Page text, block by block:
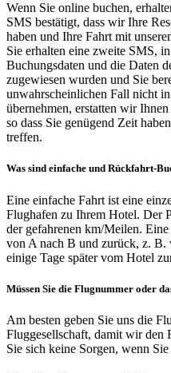
Wenn Sie online buchen,
SMS bestätigt, dass wir Ihre
haben und Ihre Fahrt mit
Sie erhalten eine zweite SMS,
Buchungsdaten und die Daten
zugewiesen wurden und Sie
unwahrscheinlichen Fall nicht
übernehmen, erstatten wir
so dass Sie genügend Zeit
treffen.
Was sind einfache und Rückfahrt-
Eine einfache Fahrt ist eine
Flughafen zu Ihrem Hotel. Der
der gefahrenen km/Meilen.
von A nach B und zurück, z.
einige Tage später vom Hotel
Müssen Sie die Flugnummer oder
Am besten geben Sie uns die
Fluggesellschaft, damit wir den
Sie sich keine Sorgen, wenn